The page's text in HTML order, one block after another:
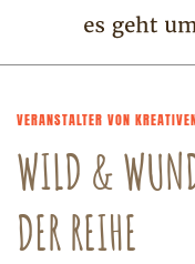
VERANSTALTER VON
WILD &
DER REIHE